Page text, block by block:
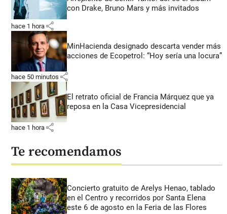
con Drake, Bruno Mars y más invitados
hace 1 hora share
MinHacienda designado descarta vender más
acciones de Ecopetrol: “Hoy sería una locura”
hace 50 minutos share
El retrato oficial de Francia Márquez que ya
reposa en la Casa Vicepresidencial
hace 1 hora share
Te recomendamos
Concierto gratuito de Arelys Henao, tablado
en el Centro y recorridos por Santa Elena
este 6 de agosto en la Feria de las Flores